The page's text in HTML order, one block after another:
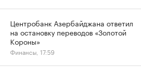
Центробанк Азербайджана ответил
на остановку переводов «Золотой
Короны»
Финансы, 17:59